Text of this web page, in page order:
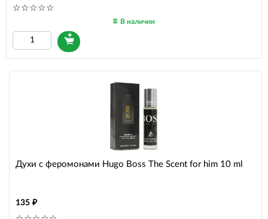
В наличии
Духи с феромонами Hugo Boss The Scent for him 10 ml
135